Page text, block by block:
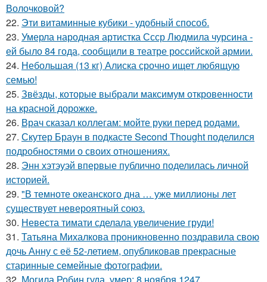
Волочковой?
22. Эти витаминные кубики - удобный способ.
23. Умерла народная артистка Ссср Людмила чурсина -
ей было 84 года, сообщили в театре российской армии.
24. Небольшая (13 кг) Алиска срочно ищет любящую
семью!
25. Звёзды, которые выбрали максимум откровенности
на красной дорожке.
26. Врач сказал коллегам: мойте руки перед родами.
27. Скутер Браун в подкасте Second Thought поделился
подробностями о своих отношениях.
28. Энн хэтэуэй впервые публично поделилась личной
историей.
29. "В темноте океанского дна … уже миллионы лет
существует невероятный союз.
30. Невеста тимати сделала увеличение груди!
31. Татьяна Михалкова проникновенно поздравила свою
дочь Анну с её 52-летием, опубликовав прекрасные
старинные семейные фотографии.